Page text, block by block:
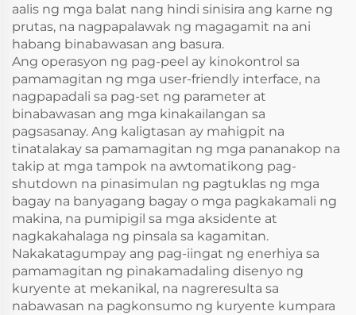
aalis ng mga balat nang hindi sinisira ang karne ng
prutas, na nagpapalawak ng magagamit na ani
habang binabawasan ang basura.
Ang operasyon ng pag-peel ay kinokontrol sa
pamamagitan ng mga user-friendly interface, na
nagpapadali sa pag-set ng parameter at
binabawasan ang mga kinakailangan sa
pagsasanay. Ang kaligtasan ay mahigpit na
tinatalakay sa pamamagitan ng mga pananakop na
takip at mga tampok na awtomatikong pag-
shutdown na pinasimulan ng pagtuklas ng mga
bagay na banyagang bagay o mga pagkakamali ng
makina, na pumipigil sa mga aksidente at
nagkakahalaga ng pinsala sa kagamitan.
Nakakatagumpay ang pag-iingat ng enerhiya sa
pamamagitan ng pinakamadaling disenyo ng
kuryente at mekanikal, na nagreresulta sa
nabawasan na pagkonsumo ng kuryente kumpara